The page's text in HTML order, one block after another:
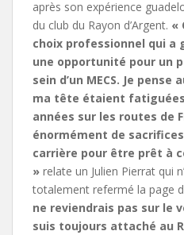
après son expérience
du club du Rayon d’Argent. «
choix professionnel qui a
une opportunité pour un
sein d’un MECS. Je
ma tête étaient
années sur les routes de
énormément de
carrière pour être prêt à
» relate un Julien Pierrat qui
totalement refermé la page
ne reviendrais pas sur le
suis toujours attaché au